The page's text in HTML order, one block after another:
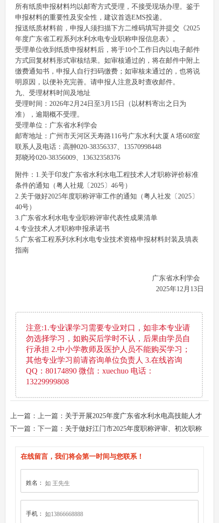
所有纸质申报材料均以邮寄方式受理，不接受现场办理。鉴于
申报材料的重要性及安全性，建议首选EMS投递。
报送纸质材料前，申报人须扫描下方二维码填写并提交《2025
年度广东省工程系列水利水电专业职称申报信息表》。
受理单位收到纸质申报材料后，将于10个工作日内以电子邮件
方式回复材料形式审核结果。如审核通过的，将在邮件中附上
缴费通知书，申报人自行扫码缴费；如审核未通过的，也将说
明原因，以便补充完善。请申报人注意及时查收邮件。
九、受理材料时间及地址
受理时间：2026年2月24日至3月15日（以材料寄出之日为
准），逾期概不受理。
受理单位：广东省水利学会
邮寄地址：广州市天河区天寿路116号广东水利大厦Ａ塔608室
联系人及电话：高翀020-38356337、13570998448
郑晓玲020-38356009、13632358376
附件：1.关于印发广东省水利水电工程技术人才职称评价标准
条件的通知（粤人社规〔2025〕46号）
2.关于做好2025年度职称评审工作的通知（粤人社发〔2025〕
40号）
3.广东省水利水电专业职称评审代表性成果清单
4.专业技术人才职称申报承诺书
5.广东省工程系列水利水电专业技术资格申报材料封装及填表
指南
广东省水利学会
2025年12月13日
注意:1.专业课学习需要专业对口，如非本专业请
勿选择学习，如购买后学时不认，后果由学员自
行承担 2.中小学教师及医护人员不能购买学习；
其他专业学习前请咨询单位负责人 3.在线咨询
QQ：80174890 微信：xuechuo 电话：
13229999808
上一篇：上一篇： 关于开展2025年度广东省水利水电高技能人才
申报技术职称评审工作的 通知
下一篇：下一篇： 关于做好江门市2025年度职称评审、初次职称
在线留言，我们将会第一时间与您联系！
姓名：
手机：